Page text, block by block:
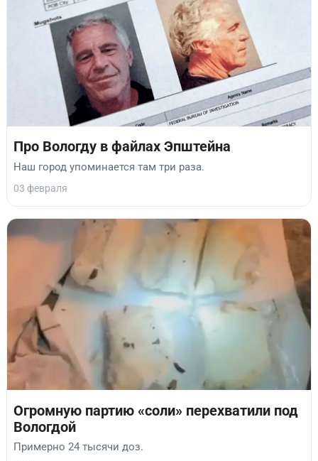
Про Вологду в файлах Эпштейна
Наш город упоминается там три раза.
03 февраля
Огромную партию «соли» перехватили под
Вологдой
Примерно 24 тысячи доз.